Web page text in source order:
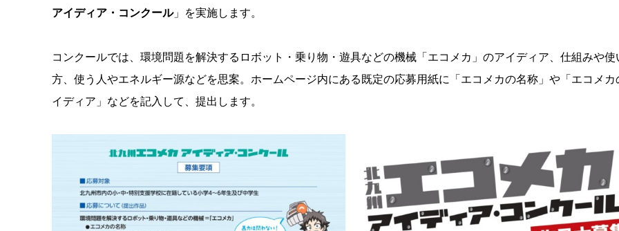
アイディア・コンクール」を実施します。
コンクールでは、環境問題を解決するロボット・乗り物・遊具などの機械「エコメカ」のアイディア、仕組みや使
方、使う人やエネルギー源などを思案。ホームページ内にある既定の応募用紙に「エコメカの名称」や「エコメカ
イディア」などを記入して、提出します。